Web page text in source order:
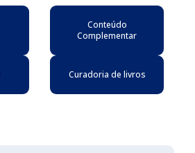
Conteúdo
Complementar
Curadoria de livros